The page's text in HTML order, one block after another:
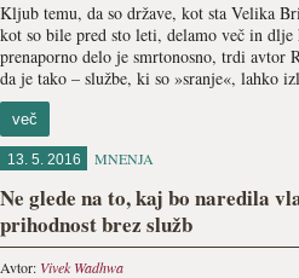
Kljub temu, da so države, kot sta Velika
kot so bile pred sto leti, delamo več in
prenaporno delo je smrtonosno, trdi avtor
da je tako – službe, ki so »sranje«, lahko
več
13. 5. 2016 MNENJA
Ne glede na to, kaj bo naredila
prihodnost brez služb
Avtor: Vivek Wadhwa